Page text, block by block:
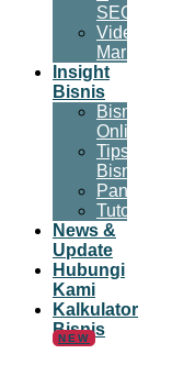
SEO
Video
Marketing
Insight
Bisnis
Bisnis
Online
Tips
Bisnis
Panduan
Tutorial
News &
Update
Hubungi
Kami
Kalkulator
Bisnis
NEW